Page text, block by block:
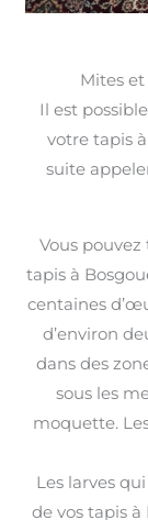
Mites
Il est
votre tapis
suite
Vous
tapis à
centaines
d’environ
dans des
sous les
moquette.
Les larves
de vos tapis